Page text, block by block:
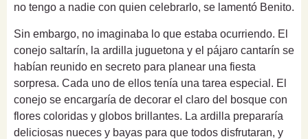
no tengo a nadie con quien celebrarlo, se lamentó Benito.
Sin embargo, no imaginaba lo que estaba ocurriendo. El
conejo saltarín, la ardilla juguetona y el pájaro cantarín se
habían reunido en secreto para planear una fiesta
sorpresa. Cada uno de ellos tenía una tarea especial. El
conejo se encargaría de decorar el claro del bosque con
flores coloridas y globos brillantes. La ardilla prepararía
deliciosas nueces y bayas para que todos disfrutaran, y